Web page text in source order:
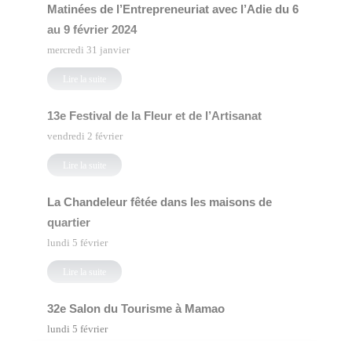
Matinées de l’Entrepreneuriat avec l’Adie du 6
au 9 février 2024
mercredi 31 janvier
Lire la suite
13e Festival de la Fleur et de l’Artisanat
vendredi 2 février
Lire la suite
La Chandeleur fêtée dans les maisons de
quartier
lundi 5 février
Lire la suite
32e Salon du Tourisme à Mamao
lundi 5 février